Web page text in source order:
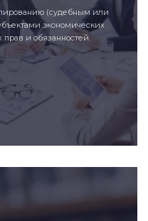
(судебным или
экономических
и обязанностей.